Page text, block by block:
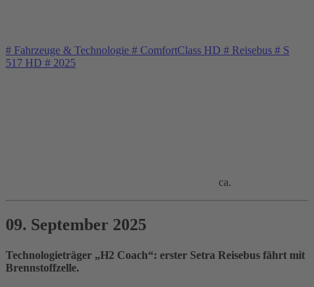
# Fahrzeuge & Technologie # ComfortClass HD # Reisebus # S
517 HD # 2025
ca.
09. September 2025
Technologieträger „H2 Coach“: erster Setra Reisebus fährt mit
Brennstoffzelle.